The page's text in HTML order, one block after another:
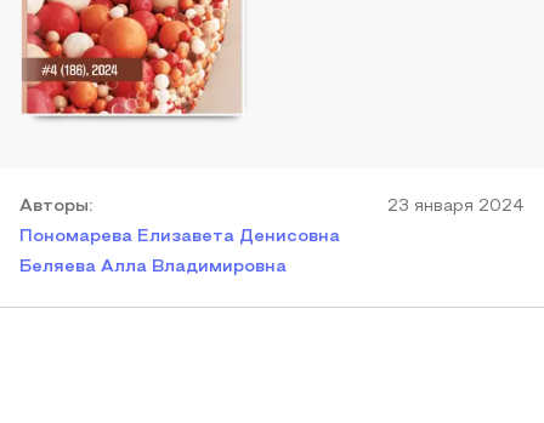
Авторы:
Пономарева Елизавета Денисовна
Беляева Алла Владимировна
23 января 2024